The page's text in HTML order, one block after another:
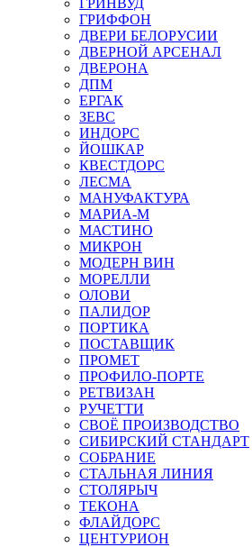
ГРИНВУД
ГРИФФОН
ДВЕРИ БЕЛОРУСИИ
ДВЕРНОЙ АРСЕНАЛ
ДВЕРОНА
ДПМ
ЕРГАК
ЗЕВС
ИНДОРС
ЙОШКАР
КВЕСТДОРС
ЛЕСМА
МАНУФАКТУРА
МАРИА-М
МАСТИНО
МИКРОН
МОДЕРН ВИН
МОРЕЛЛИ
ОЛОВИ
ПАЛИДОР
ПОРТИКА
ПОСТАВЩИК
ПРОМЕТ
ПРОФИЛО-ПОРТЕ
РЕТВИЗАН
РУЧЕТТИ
СВОЁ ПРОИЗВОДСТВО
СИБИРСКИЙ СТАНДАРТ
СОБРАНИЕ
СТАЛЬНАЯ ЛИНИЯ
СТОЛЯРЫЧ
ТЕКОНА
ФЛАЙДОРС
ЦЕНТУРИОН